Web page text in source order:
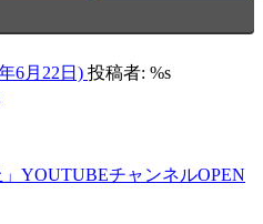
6月22日) 投稿者: %s
YOUTUBEチャンネルOPEN